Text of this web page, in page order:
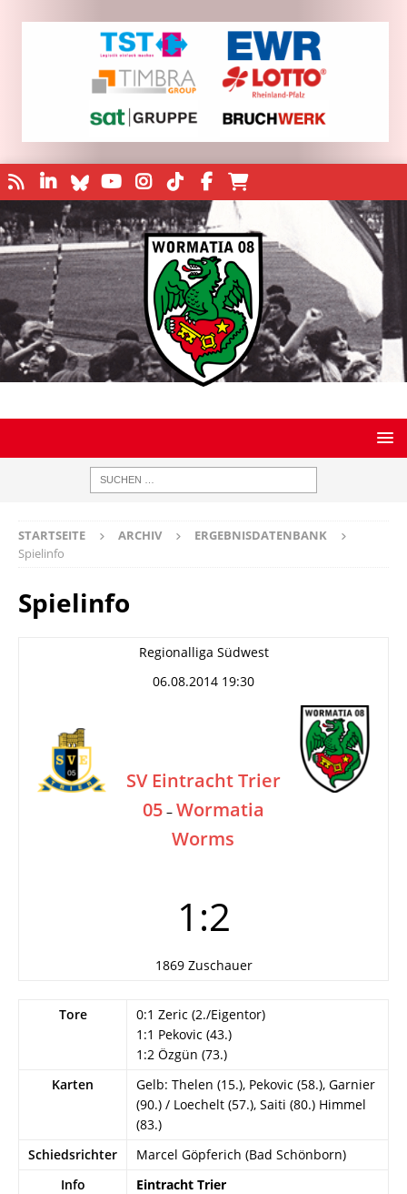
STARTSEITE ARCHIV
ERGEBNISDATENBANK
Spielinfo
Spielinfo
Regionalliga Südwest
06.08.2014 19:30
SV Eintracht Trier
05 – Wormatia
Worms
1:2
1869 Zuschauer
Tore
0:1 Zeric (2./Eigentor)
1:1 Pekovic (43.)
1:2 Özgün (73.)
Karten
Gelb: Thelen (15.), Pekovic (58.), Garnier
(90.) / Loechelt (57.), Saiti (80.) Himmel
(83.)
Schiedsrichter
Marcel Göpferich (Bad Schönborn)
Info
Eintracht Trier